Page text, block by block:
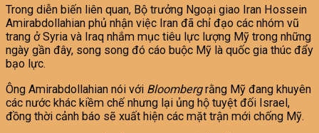
Trong diễn biến liên quan, Bộ trưởng Ngoại giao Iran Hossein
Amirabdollahian phủ nhận việc Iran đã chỉ đạo các nhóm vũ
trang ở Syria và Iraq nhắm mục tiêu lực lượng Mỹ trong những
ngày gần đây, song song đó cáo buộc Mỹ là quốc gia thúc đẩy
bạo lực.
Ông Amirabdollahian nói với Bloombergrằng Mỹ đang khuyên
các nước khác kiềm chế nhưng lại ủng hộ tuyệt đối Israel,
đồng thời cảnh báo sẽ xuất hiện các mặt trận mới chống Mỹ.